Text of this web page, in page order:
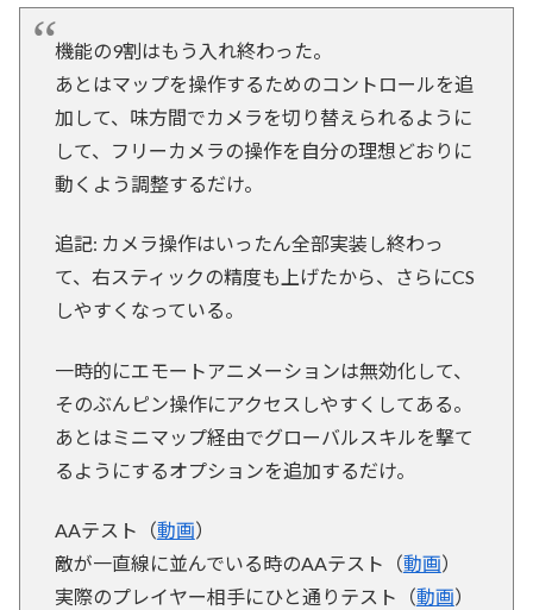
機能の9割はもう入れ終わった。
あとはマップを操作するためのコントロールを追
加して、味方間でカメラを切り替えられるように
して、フリーカメラの操作を自分の理想どおりに
動くよう調整するだけ。
追記: カメラ操作はいったん全部実装し終わっ
て、右スティックの精度も上げたから、さらにCS
しやすくなっている。
一時的にエモートアニメーションは無効化して、
そのぶんピン操作にアクセスしやすくしてある。
あとはミニマップ経由でグローバルスキルを撃て
るようにするオプションを追加するだけ。
AAテスト（動画）
敵が一直線に並んでいる時のAAテスト（動画）
実際のプレイヤー相手にひと通りテスト（動画）